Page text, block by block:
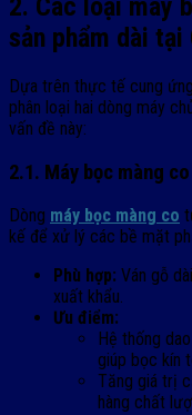
2. Các loại máy
sản phẩm dài tại
Dựa trên thực tế cung
phân loại hai dòng máy
vấn đề này:
2.1. Máy bọc màng
Dòng máy bọc màng co
kế để xử lý các bề mặt
Phù hợp: Ván gỗ
xuất khẩu.
Ưu điểm:
Hệ thống
giúp bọc kín
Tăng giá trị
hàng chất